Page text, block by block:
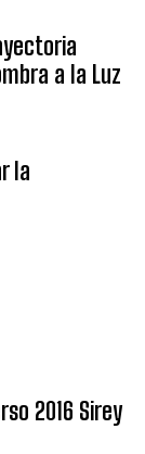
a la Luz
la
2016 Sirey